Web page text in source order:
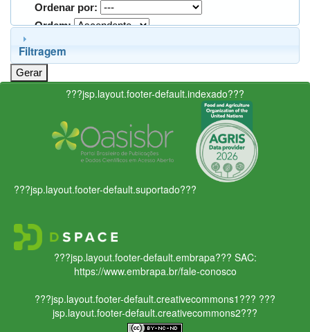
Ordenar por:
Ordem:
Filtragem
???jsp.layout.footer-default.indexado???
???jsp.layout.footer-default.suportado???
???jsp.layout.footer-default.embrapa??? SAC:
https://www.embrapa.br/fale-conosco
???jsp.layout.footer-default.creativecommons1??? ???
jsp.layout.footer-default.creativecommons2???